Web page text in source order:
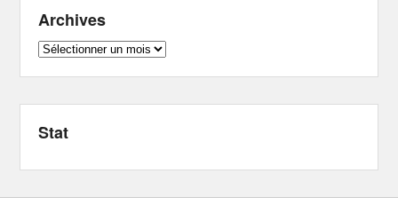
Archives
Archives
Stat